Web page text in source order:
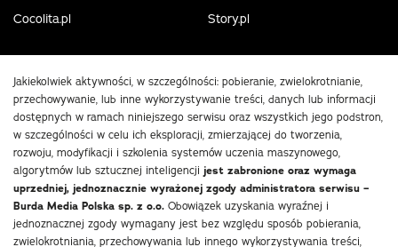
Cocolita.pl
Story.pl
Jakiekolwiek aktywności, w szczególności: pobieranie, zwielokrotnianie,
przechowywanie, lub inne wykorzystywanie treści, danych lub informacji
dostępnych w ramach niniejszego serwisu oraz wszystkich jego podstron,
w szczególności w celu ich eksploracji, zmierzającej do tworzenia,
rozwoju, modyfikacji i szkolenia systemów uczenia maszynowego,
algorytmów lub sztucznej inteligencji jest zabronione oraz wymaga
uprzedniej, jednoznacznie wyrażonej zgody administratora serwisu –
Burda Media Polska sp. z o.o. Obowiązek uzyskania wyraźnej i
jednoznacznej zgody wymagany jest bez względu sposób pobierania,
zwielokrotniania, przechowywania lub innego wykorzystywania treści,